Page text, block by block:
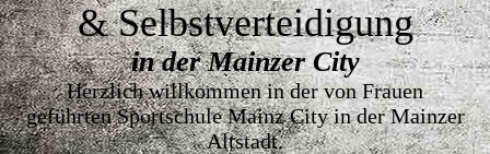
& Selbstverteidigung
in der Mainzer City
Herzlich willkommen in der von Frauen
geführten Sportschule Mainz City in der Mainzer
Altstadt.